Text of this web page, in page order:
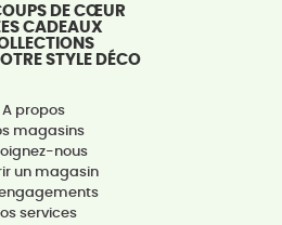
DE CŒUR
CADEAUX
STYLE DÉCO
A propos
magasins
nous
un magasin
engagements
services